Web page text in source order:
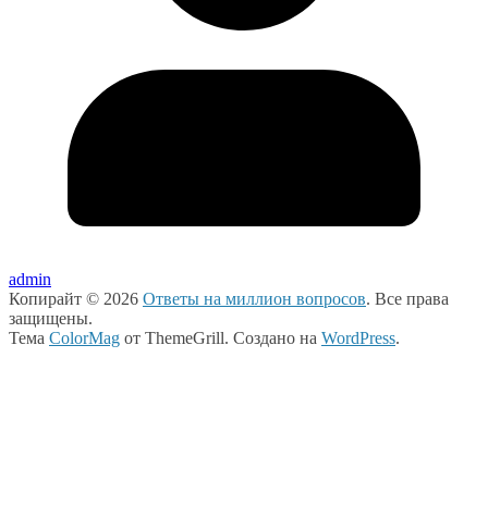
admin
Копирайт © 2026 Ответы на миллион вопросов. Все права
защищены.
Тема ColorMag от ThemeGrill. Создано на WordPress.